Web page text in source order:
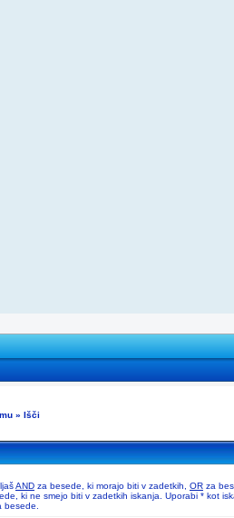
» Išči
AND za besede, ki morajo biti v zadetkih, OR za
ki ne smejo biti v zadetkih iskanja. Uporabi * kot
besede.